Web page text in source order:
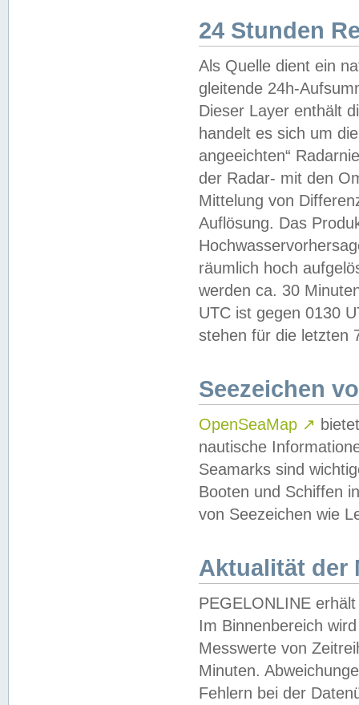
24 Stunden
Als Quelle dient ein
gleitende 24h-
Dieser Layer enthält
handelt es sich um
angeeichten“
der Radar- mit den
Mittelung von
Auflösung. Das
räumlich hoch
werden ca. 30
UTC ist gegen 0130
stehen für die letzten
Seezeichen
OpenSeaMap ↗
nautische
Seamarks sind
Booten und Schiffen
von Seezeichen wie
Aktualität der
PEGELONLINE
Im Binnenbereich
Messwerte von
Minuten.
Fehlern bei der